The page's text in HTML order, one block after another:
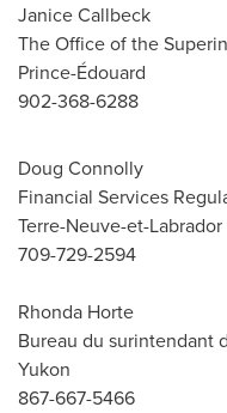
Janice Callbeck
The Office of the
Prince-Édouard
902-368-6288
Doug Connolly
Financial Services
Terre-Neuve-et-Labrador
709-729-2594
Rhonda Horte
Bureau du surintendant
Yukon
867-667-5466